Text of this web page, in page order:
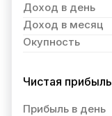
Доход в день
Доход в месяц
Окупность
Чистая прибыль
Прибыль в день